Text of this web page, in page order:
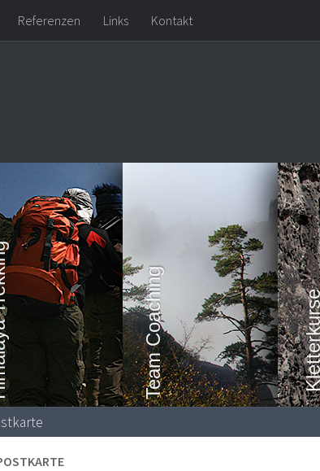
Referenzen Links Kontakt
Himalaya Trekking Team Coaching